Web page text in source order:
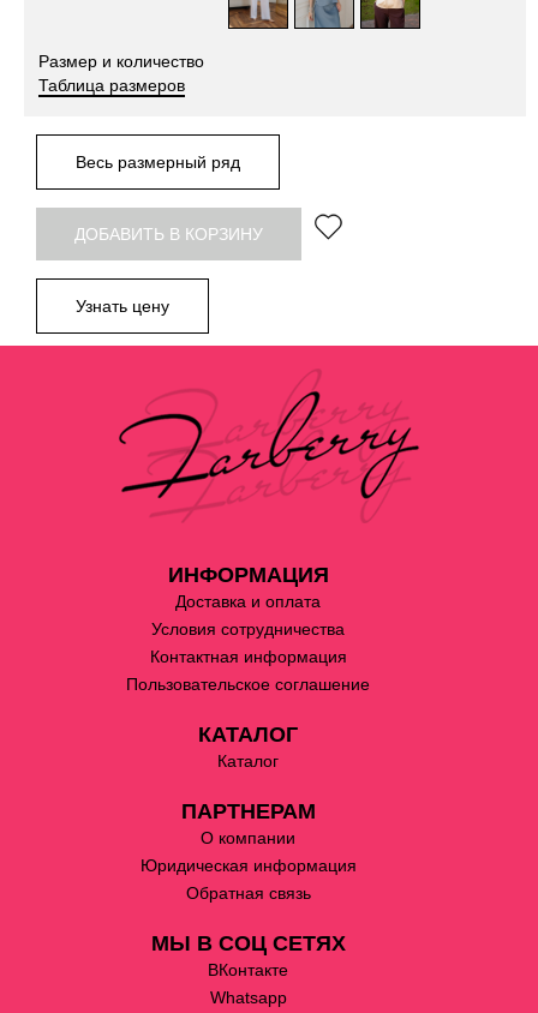
Размер и количество
Таблица размеров
Весь размерный ряд
ДОБАВИТЬ В КОРЗИНУ
Узнать цену
ИНФОРМАЦИЯ
Доставка и оплата
Условия сотрудничества
Контактная информация
Пользовательское соглашение
КАТАЛОГ
Каталог
ПАРТНЕРАМ
О компании
Юридическая информация
Обратная связь
МЫ В СОЦ СЕТЯХ
ВКонтакте
Whatsapp